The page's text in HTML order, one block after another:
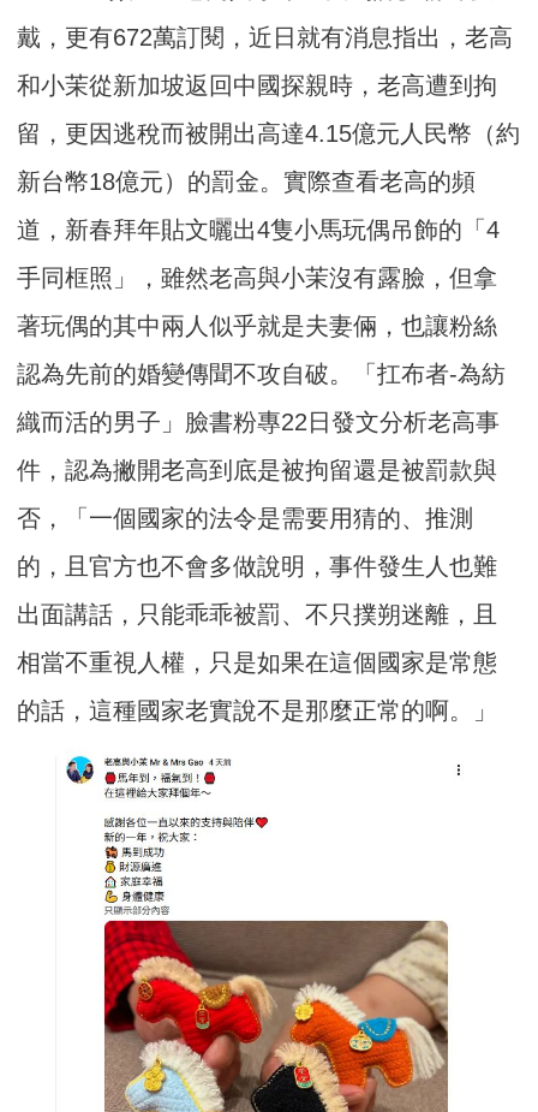
戴，更有672萬訂閱，近日就有消息指出，老高
和小茉從新加坡返回中國探親時，老高遭到拘
留，更因逃稅而被開出高達4.15億元人民幣（約
新台幣18億元）的罰金。實際查看老高的頻
道，新春拜年貼文曬出4隻小馬玩偶吊飾的「4
手同框照」，雖然老高與小茉沒有露臉，但拿
著玩偶的其中兩人似乎就是夫妻倆，也讓粉絲
認為先前的婚變傳聞不攻自破。「扛布者-為紡
織而活的男子」臉書粉專22日發文分析老高事
件，認為撇開老高到底是被拘留還是被罰款與
否，「一個國家的法令是需要用猜的、推測
的，且官方也不會多做說明，事件發生人也難
出面講話，只能乖乖被罰、不只撲朔迷離，且
相當不重視人權，只是如果在這個國家是常態
的話，這種國家老實說不是那麼正常的啊。」